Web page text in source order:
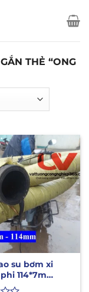
THẺ “ONG
su bơm xi
114*7m
cho xe bồn